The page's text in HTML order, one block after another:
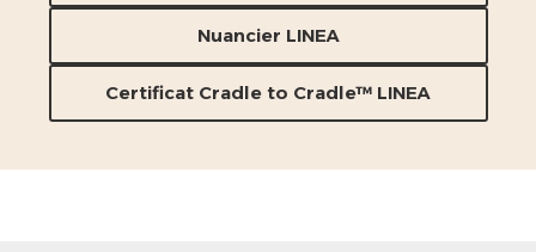
Nuancier LINEA
Certificat Cradle to Cradle™ LINEA